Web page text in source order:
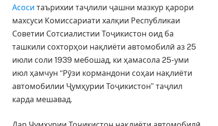
Асоси таърихии таҷлили ҷашни мазкур қарори
махсуси Комиссариати халқии Республикаи
Советии Сотсиалистии Тоҷикистон оид ба
ташкили сохторҳои нақлиёти автомобилӣ аз 25
июли соли 1939 мебошад, ки ҳамасола 25-уми
июл ҳамчун “Рӯзи кормандони соҳаи нақлиёти
автомобилии Ҷумҳурии Тоҷикистон” таҷлил
карда мешавад.